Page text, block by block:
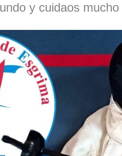
y cuidaos mucho